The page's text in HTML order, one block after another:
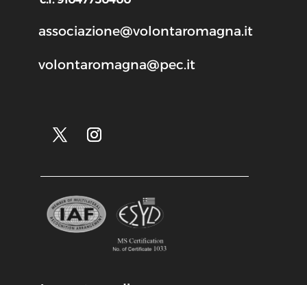
associazione@volontaromagna.it
volontaromagna@pec.it